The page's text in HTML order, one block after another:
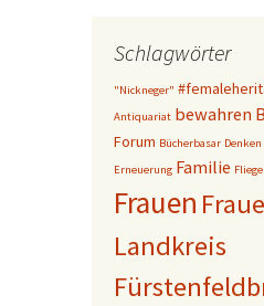
Schlagwörter
"Nickneger"
Antiquariat bewahren
Forum Bücherbasar Denken
Erneuerung Familie
Frauen
Landkreis